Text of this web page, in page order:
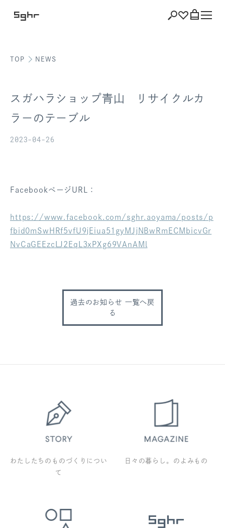
ショッピング バッグを見る
お気に入り
ログアウト
TOP NEWS
スガハラショップ青山 リサイクルカ
ラーのテーブル
2023-04-26
FacebookページURL：
https://www.facebook.com/sghr.aoyama/posts/p
fbid0mSwHRf5vfU9jEiua51gyMJjNBwRmECMbicvGr
NvCaGEEzcLJ2EqL3xPXg69VAnAMl
過去のお知らせ 一覧へ戻
る
わたしたちのものづくりについ
て
日々の暮らし。のよみもの